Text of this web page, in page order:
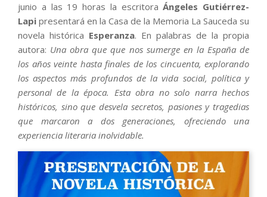
junio a las 19 horas la escritoraÁngeles Gutiérrez-
Lapi presentará en la Casa de la Memoria La Sauceda su
novela histórica Esperanza. En palabras de la propia
autora: Una obra que que nos sumerge en la España de
los años veinte hasta finales de los cincuenta, explorando
los aspectos más profundos de la vida social, política y
personal de la época. Esta obra no solo narra hechos
históricos, sino que desvela secretos, pasiones y tragedias
que marcaron a dos generaciones, ofreciendo una
experiencia literaria inolvidable.